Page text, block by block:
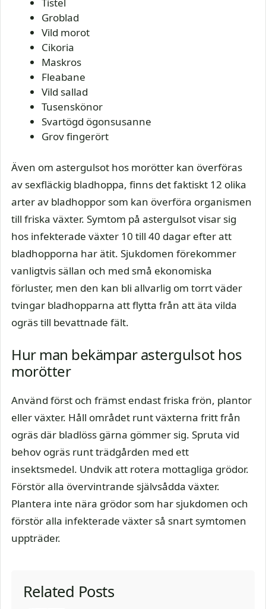
Groblad
Vild morot
Cikoria
Maskros
Fleabane
Vild sallad
Tusenskönor
Svartögd ögonsusanne
Grov fingerört
Även om astergulsot hos morötter kan överföras
av sexfläckig bladhoppa, finns det faktiskt 12 olika
arter av bladhoppor som kan överföra organismen
till friska växter. Symtom på astergulsot visar sig
hos infekterade växter 10 till 40 dagar efter att
bladhopporna har ätit. Sjukdomen förekommer
vanligtvis sällan och med små ekonomiska
förluster, men den kan bli allvarlig om torrt väder
tvingar bladhopparna att flytta från att äta vilda
ogräs till bevattnade fält.
Hur man bekämpar astergulsot hos
morötter
Använd först och främst endast friska frön, plantor
eller växter. Håll området runt växterna fritt från
ogräs där bladlöss gärna gömmer sig. Spruta vid
behov ogräs runt trädgården med ett
insektsmedel. Undvik att rotera mottagliga grödor.
Förstör alla övervintrande självsådda växter.
Plantera inte nära grödor som har sjukdomen och
förstör alla infekterade växter så snart symtomen
uppträder.
Related Posts